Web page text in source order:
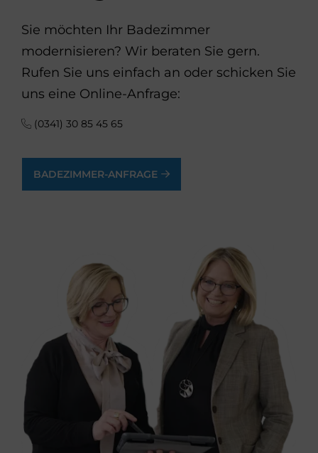
Sie möchten Ihr Badezimmer
modernisieren? Wir beraten Sie gern.
Rufen Sie uns einfach an oder schicken Sie
uns eine Online-Anfrage:
(0341) 30 85 45 65
BADEZIMMER-ANFRAGE